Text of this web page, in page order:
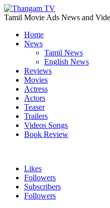
Tamil Movie Ads News and
Home
News
Tamil News
English News
Reviews
Movies
Actress
Actors
Teaser
Trailers
Videos Songs
Book Review
Likes
Followers
Subscribers
Followers